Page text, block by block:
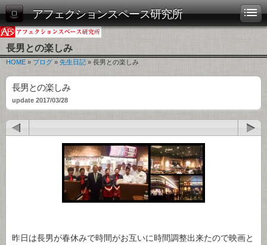
アフェクションスペース研究所
長男との楽しみ
HOME » ブログ » 先生日記 » 長男との楽しみ
長男との楽しみ
update 2017/03/28
昨日は長男が春休みで時間がお互いに時間調整出来たので映画と